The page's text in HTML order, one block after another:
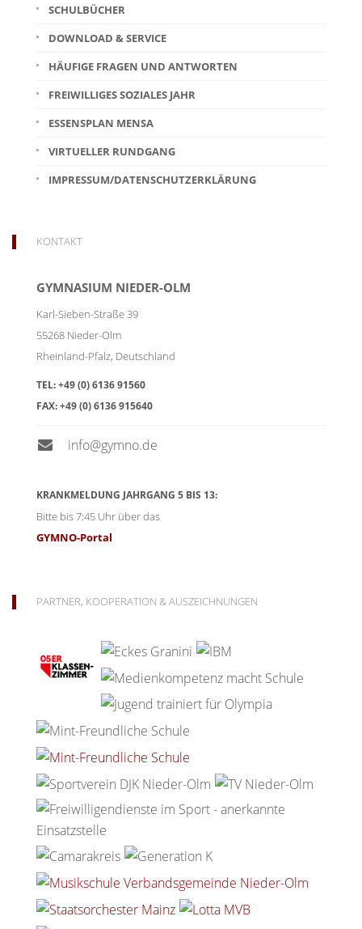
SCHULBÜCHER
DOWNLOAD & SERVICE
HÄUFIGE FRAGEN UND ANTWORTEN
FREIWILLIGES SOZIALES JAHR
ESSENSPLAN MENSA
VIRTUELLER RUNDGANG
IMPRESSUM/DATENSCHUTZERKLÄRUNG
KONTAKT
GYMNASIUM NIEDER-OLM
Karl-Sieben-Straße 39
55268 Nieder-Olm
Rheinland-Pfalz, Deutschland
TEL:+49 (0) 6136 91560
FAX:+49 (0) 6136 915640
info@gymno.de
KRANKMELDUNG JAHRGANG 5 BIS 13:
Bitte bis 7:45 Uhr über das
GYMNO-Portal
PARTNER, KOOPERATION & AUSZEICHNUNGEN